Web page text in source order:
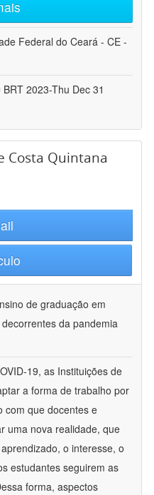
Federal do Ceará - CE -
2023-Thu Dec 31
Costa Quintana
de graduação em
da pandemia
19, as Instituições de
a forma de trabalho por
com que docentes e
uma nova realidade, que
o interesse, o
estudantes seguirem as
forma, aspectos